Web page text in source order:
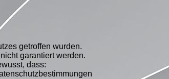
getroffen wurden.
garantiert werden.
dass: